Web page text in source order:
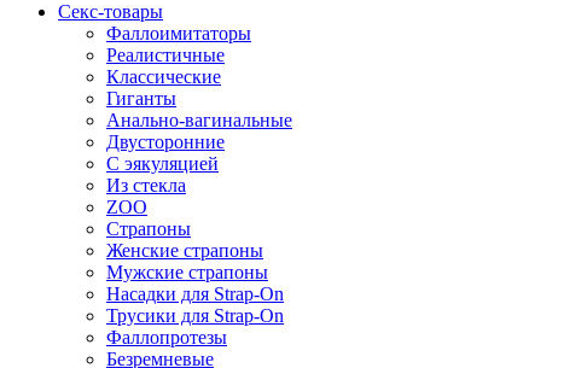
Секс-товары
Фаллоимитаторы
Реалистичные
Классические
Гиганты
Анально-вагинальные
Двусторонние
С эякуляцией
Из стекла
ZOO
Страпоны
Женские страпоны
Мужские страпоны
Насадки для Strap-On
Трусики для Strap-On
Фаллопротезы
Безремневые